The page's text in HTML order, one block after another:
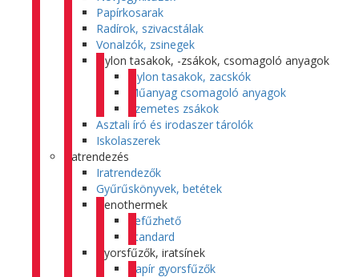
Papírkosarak
Radírok, szivacstálak
Vonalzók, zsinegek
Nylon tasakok, -zsákok, csomagoló anyagok
Nylon tasakok, zacskók
Műanyag csomagoló anyagok
Szemetes zsákok
Asztali író és irodaszer tárolók
Iskolaszerek
Iratrendezés
Iratrendezők
Gyűrűskönyvek, betétek
Genothermek
Lefűzhető
Standard
Gyorsfűzők, iratsínek
Papír gyorsfűzők